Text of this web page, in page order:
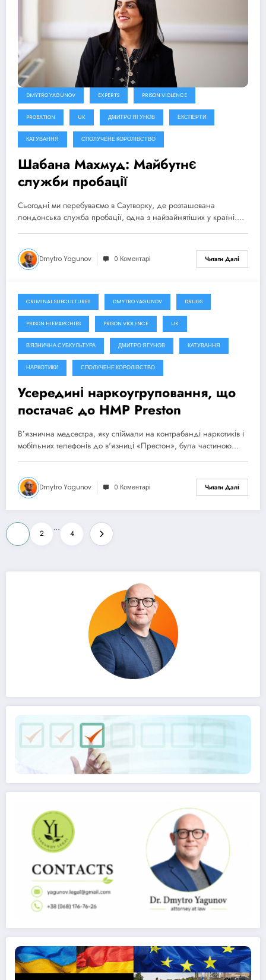
DMYTRO YAGUNOV EXPERTS PRISON VIOLENCE
PROBATION UK ДМИТРО ЯГУНОВ ЕКСПЕРТИ
КАТУВАННЯ СПОЛУЧЕНЕ КОРОЛІВСТВО
Шабана Махмуд: Майбутнє
служби пробації
Сьогодні ми перебуваємо в Саутворку, де розташована
лондонська служба пробації, одна з найзайнятіших у країні.…
Dmytro Yagunov 0 Коментарі Читати Далі
25 Березня, 2025
CRIMINAL SUBCULTURES DMYTRO YAGUNOV DRUGS
PRISON HIERARCHIES PRISON VIOLENCE UK
В'ЯЗНИЧНА СУБКУЛЬТУРА ДМИТРО ЯГУНОВ КАТУВАННЯ
НАРКОТИКИ СПОЛУЧЕНЕ КОРОЛІВСТВО
Усередині наркоугруповання, що
постачає до HMP Preston
В’язнична медсестра, яку спіймали на контрабанді наркотиків і
мобільних телефонів до в'язниці «Престон», була частиною…
Dmytro Yagunov 0 Коментарі Читати Далі
Пагінація
записів
2
…
4